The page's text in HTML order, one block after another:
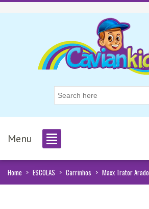
Menu
Home > ESCOLAS > Carrinhos > Maxx Trator Arado